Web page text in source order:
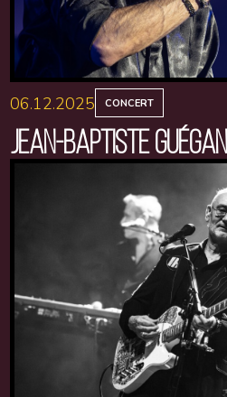
06.12.2025 CONCERT
JEAN-BAPTISTE GUÉGAN